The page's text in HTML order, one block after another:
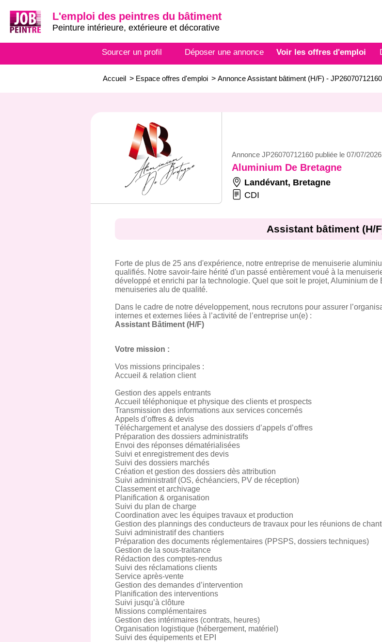
L'emploi des peintres du bâtiment
Peinture intérieure, extérieure et décorative
Sourcer un profil Déposer une annonce Voir les offres d'emploi
Accueil > Espace offres d'emploi > Annonce Assistant bâtiment (H/F) - JP26070712160
Annonce JP26070712160 publiée le 07/07/2026
Aluminium De Bretagne
Landévant, Bretagne
CDI
Assistant bâtiment (H/
Forte de plus de 25 ans d'expérience, notre entreprise de menuiserie
qualifiés. Notre savoir-faire hérité d'un passé entièrement voué à la
développé et enrichi par la technologie. Quel que soit le projet, Aluminium de
menuiseries alu de qualité.
Dans le cadre de notre développement, nous recrutons pour assurer
internes et externes liées à l’activité de l’entreprise un(e) :
Assistant Bâtiment (H/F)
Votre mission :
Vos missions principales :
Accueil & relation client
Gestion des appels entrants
Accueil téléphonique et physique des clients et prospects
Transmission des informations aux services concernés
Appels d’offres & devis
Téléchargement et analyse des dossiers d’appels d’offres
Préparation des dossiers administratifs
Envoi des réponses dématérialisées
Suivi et enregistrement des devis
Suivi des dossiers marchés
Création et gestion des dossiers dès attribution
Suivi administratif (OS, échéanciers, PV de réception)
Classement et archivage
Planification & organisation
Suivi du plan de charge
Coordination avec les équipes travaux et production
Gestion des plannings des conducteurs de travaux pour les réunions de
Suivi administratif des chantiers
Préparation des documents réglementaires (PPSPS, dossiers techniques)
Gestion de la sous-traitance
Rédaction des comptes-rendus
Suivi des réclamations clients
Service après-vente
Gestion des demandes d’intervention
Planification des interventions
Suivi jusqu’à clôture
Missions complémentaires
Gestion des intérimaires (contrats, heures)
Organisation logistique (hébergement, matériel)
Suivi des équipements et EPI